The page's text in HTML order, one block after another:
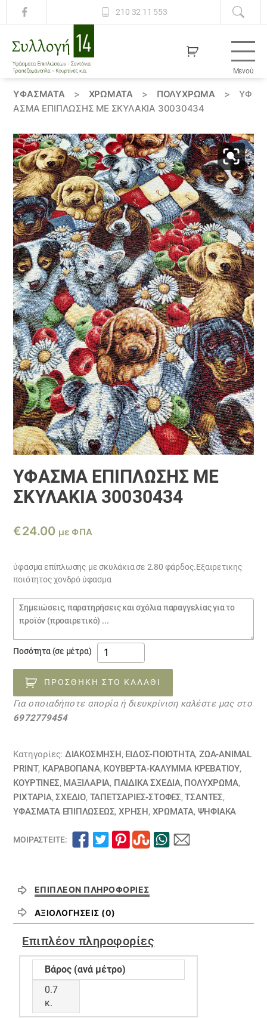
210 32 11 553
14
Μενού
ΥΦΆΣΜΑΤΑ > ΧΡΏΜΑΤΑ > ΠΟΛΥΧΡΩΜΑ >
ΎΦ
ΑΣΜΑ ΕΠΊΠΛΩΣΗΣ ΜΕ ΣΚΥΛΆΚΙΑ 30030434
ΎΦΑΣΜΑ ΕΠΊΠΛΩΣΗΣ ΜΕ
ΣΚΥΛΆΚΙΑ 30030434
€24.00 με ΦΠΑ
ύφασμα επίπλωσης με σκυλάκια σε 2.80 φάρδος.Εξαιρετικης
ποιότητος χονδρό ύφασμα
Σημειώσεις
παραγγελίας
Ποσότητα (σε μέτρα)
ύφασμα
επίπλωσης
με
σκυλάκια
30030434
ΠΡΟΣΘΉΚΗ ΣΤΟ ΚΑΛΆΘΙ
Για οποιαδήποτε απορία ή διευκρίνιση καλέστε μας στο
6972779454
Κατηγορίες: ΔΙΑΚΟΣΜΗΣΗ , ΕΙΔΟΣ-ΠΟΙΟΤΗΤΑ,ΖΏΑ-ANIMAL
PRINT, ΚΑΡΑΒΌΠΑΝΑ, ΚΟΥΒΈΡΤΑ-ΚΆΛΥΜΜΑ ΚΡΕΒΑΤΙΟΎ,
ΚΟΥΡΤΊΝΕΣ, ΜΑΞΙΛΆΡΙΑ, ΠΑΙΔΙΚΆ ΣΧΈΔΙΑ, ΠΟΛΥΧΡΩΜΑ,
ΡΙΧΤΆΡΙΑ,ΣΧΕΔΙΟ, ΤΑΠΕΤΣΑΡΙΕΣ-ΣΤΟΦΕΣ,ΤΣΆΝΤΕΣ,
ΥΦΆΣΜΑΤΑ ΕΠΙΠΛΏΣΕΩΣ, ΧΡΗΣΗ , ΧΡΏΜΑΤΑ, ΨΗΦΙΑΚΆ
ΜΟΙΡΑΣΤΕΊΤΕ:
ΕΠΙΠΛΈΟΝ ΠΛΗΡΟΦΟΡΊΕΣ
ΑΞΙΟΛΟΓΉΣΕΙΣ (0)
Επιπλέον πληροφορίες
Βάρος (ανά μέτρο)
0.7
κ.